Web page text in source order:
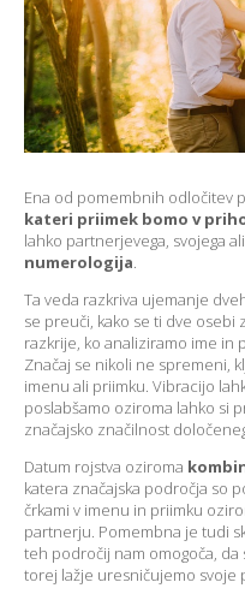
Ena od pomembnih odločitev
kateri priimek bomo v
lahko partnerjevega, svojega
numerologija.
Ta veda razkriva ujemanje
se preuči, kako se ti dve osebi
razkrije, ko analiziramo ime in
Značaj se nikoli ne spremeni,
imenu ali priimku. Vibracijo
poslabšamo oziroma lahko si
značajsko značilnost
Datum rojstva oziroma
katera značajska področja so
črkami v imenu in priimku
partnerju. Pomembna je tudi
teh področij nam omogoča, da
torej lažje uresničujemo svoje